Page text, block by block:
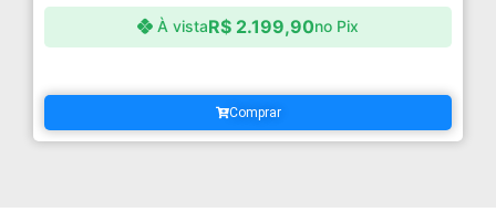
À vistaR$ 2.199,90no Pix
Comprar